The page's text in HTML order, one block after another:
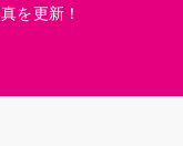
を更新！